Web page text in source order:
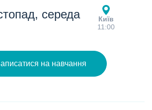
середа
Київ
11:00
на навчання